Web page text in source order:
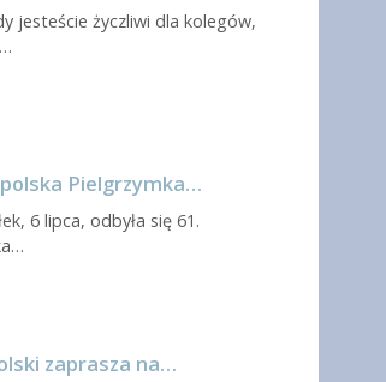
jesteście życzliwi dla kolegów,
Pielgrzymka…
6 lipca, odbyła się 61.
zaprasza na…